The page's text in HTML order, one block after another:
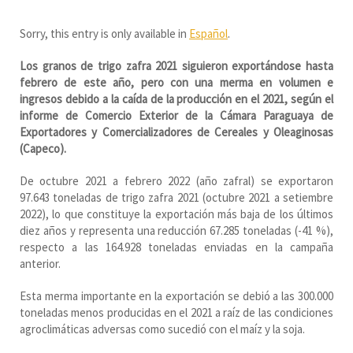
Sorry, this entry is only available in Español.
Los granos de trigo zafra 2021 siguieron exportándose hasta
febrero de este año, pero con una merma en volumen e
ingresos debido a la caída de la producción en el 2021, según el
informe de Comercio Exterior de la Cámara Paraguaya de
Exportadores y Comercializadores de Cereales y Oleaginosas
(Capeco).
De octubre 2021 a febrero 2022 (año zafral) se exportaron
97.643 toneladas de trigo zafra 2021 (octubre 2021 a setiembre
2022), lo que constituye la exportación más baja de los últimos
diez años y representa una reducción 67.285 toneladas (-41 %),
respecto a las 164.928 toneladas enviadas en la campaña
anterior.
Esta merma importante en la exportación se debió a las 300.000
toneladas menos producidas en el 2021 a raíz de las condiciones
agroclimáticas adversas como sucedió con el maíz y la soja.